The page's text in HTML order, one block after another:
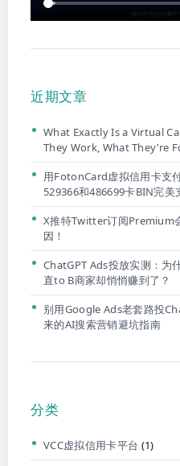
近期文章
What Exactly Is a Virtual
They Work, What They’re
用FotonCard虚拟信用卡支
529366和486699卡BIN完美
X推特Twitter订阅Premium
因！
ChatGPT Ads投放实测：为
直to B商家却悄悄赚到了？
别用Google Ads老套路投
来的AI搜索营销避坑指南
分类
VCC虚拟信用卡平台 (1)